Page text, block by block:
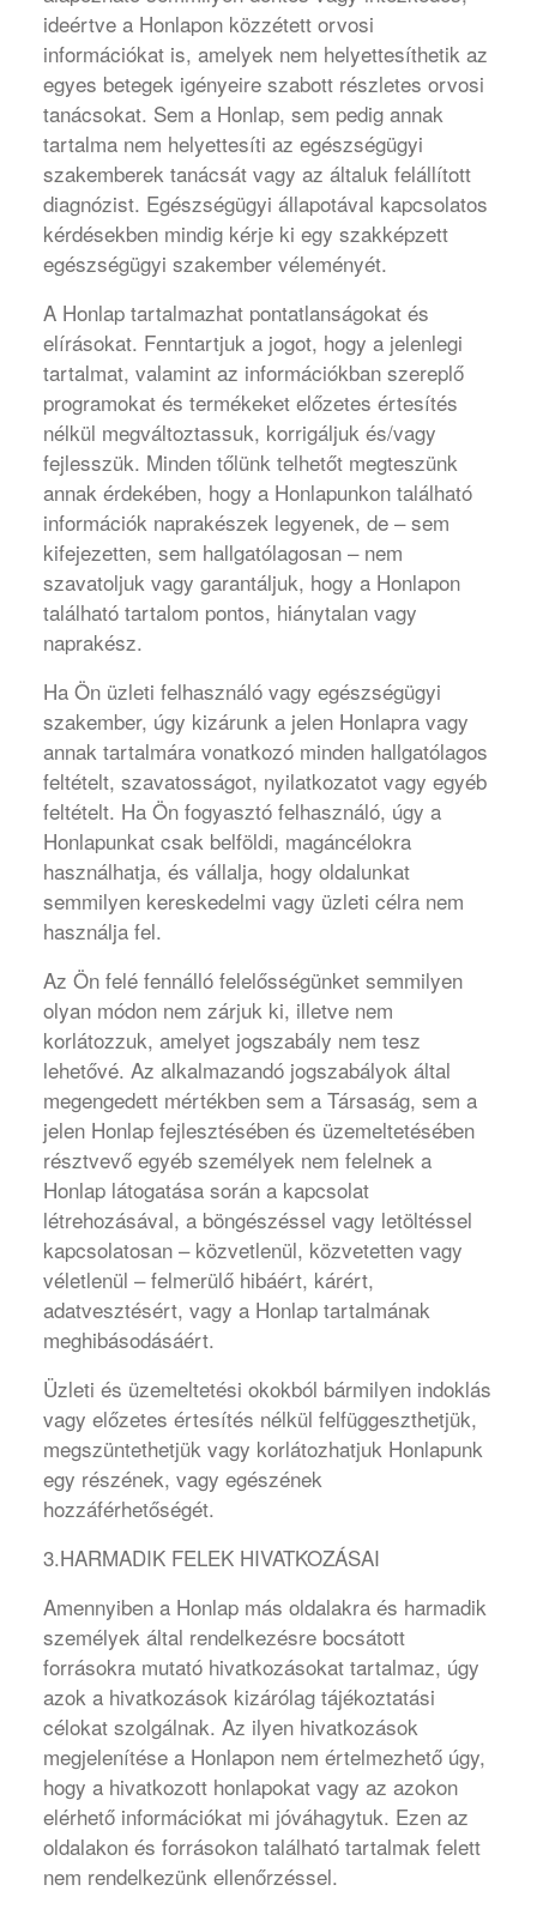
ideértve a Honlapon közzétett orvosi
információkat is, amelyek nem helyettesíthetik az
egyes betegek igényeire szabott részletes orvosi
tanácsokat. Sem a Honlap, sem pedig annak
tartalma nem helyettesíti az egészségügyi
szakemberek tanácsát vagy az általuk felállított
diagnózist. Egészségügyi állapotával kapcsolatos
kérdésekben mindig kérje ki egy szakképzett
egészségügyi szakember véleményét.
A Honlap tartalmazhat pontatlanságokat és
elírásokat. Fenntartjuk a jogot, hogy a jelenlegi
tartalmat, valamint az információkban szereplő
programokat és termékeket előzetes értesítés
nélkül megváltoztassuk, korrigáljuk és/vagy
fejlesszük. Minden tőlünk telhetőt megteszünk
annak érdekében, hogy a Honlapunkon található
információk naprakészek legyenek, de – sem
kifejezetten, sem hallgatólagosan – nem
szavatoljuk vagy garantáljuk, hogy a Honlapon
található tartalom pontos, hiánytalan vagy
naprakész.
Ha Ön üzleti felhasználó vagy egészségügyi
szakember, úgy kizárunk a jelen Honlapra vagy
annak tartalmára vonatkozó minden hallgatólagos
feltételt, szavatosságot, nyilatkozatot vagy egyéb
feltételt. Ha Ön fogyasztó felhasználó, úgy a
Honlapunkat csak belföldi, magáncélokra
használhatja, és vállalja, hogy oldalunkat
semmilyen kereskedelmi vagy üzleti célra nem
használja fel.
Az Ön felé fennálló felelősségünket semmilyen
olyan módon nem zárjuk ki, illetve nem
korlátozzuk, amelyet jogszabály nem tesz
lehetővé. Az alkalmazandó jogszabályok által
megengedett mértékben sem a Társaság, sem a
jelen Honlap fejlesztésében és üzemeltetésében
résztvevő egyéb személyek nem felelnek a
Honlap látogatása során a kapcsolat
létrehozásával, a böngészéssel vagy letöltéssel
kapcsolatosan – közvetlenül, közvetetten vagy
véletlenül – felmerülő hibáért, kárért,
adatvesztésért, vagy a Honlap tartalmának
meghibásodásáért.
Üzleti és üzemeltetési okokból bármilyen indoklás
vagy előzetes értesítés nélkül felfüggeszthetjük,
megszüntethetjük vagy korlátozhatjuk Honlapunk
egy részének, vagy egészének
hozzáférhetőségét.
3.HARMADIK FELEK HIVATKOZÁSAI
Amennyiben a Honlap más oldalakra és harmadik
személyek által rendelkezésre bocsátott
forrásokra mutató hivatkozásokat tartalmaz, úgy
azok a hivatkozások kizárólag tájékoztatási
célokat szolgálnak. Az ilyen hivatkozások
megjelenítése a Honlapon nem értelmezhető úgy,
hogy a hivatkozott honlapokat vagy az azokon
elérhető információkat mi jóváhagytuk. Ezen az
oldalakon és forrásokon található tartalmak felett
nem rendelkezünk ellenőrzéssel.